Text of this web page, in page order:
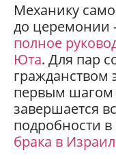
Механику
до церемонии
полное
Юта. Для пар
гражданством
первым шагом
завершается
подробности в
брака в